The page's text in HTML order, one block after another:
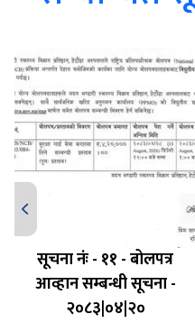
सूचना नंः - ११ - बोलपत्र
आव्हान सम्बन्धी सूचना -
२०८३|०४|२०